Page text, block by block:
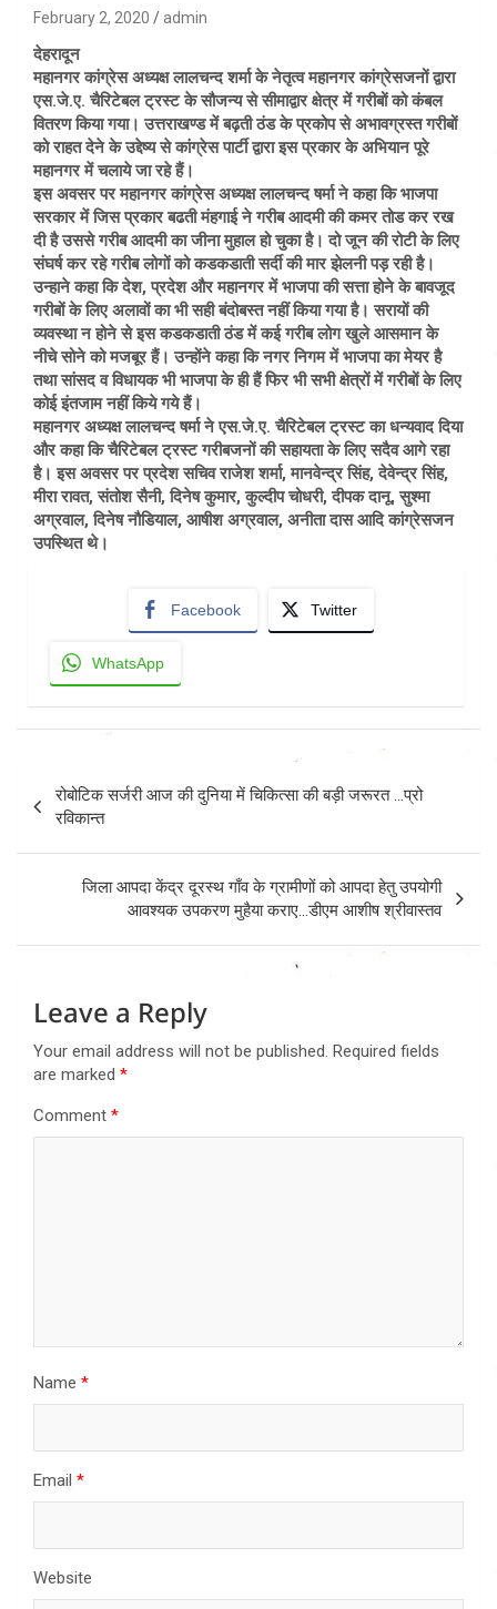
February 2, 2020 admin
देहरादून
महानगर कांग्रेस अध्यक्ष लालचन्द शर्मा के नेतृत्व महानगर कांग्रेसजनों द्वारा
एस.जे.ए. चैरिटेबल ट्रस्ट के सौजन्य से सीमाद्वार क्षेत्र में गरीबों को कंबल
वितरण किया गया। उत्तराखण्ड में बढ़ती ठंड के प्रकोप से अभावग्रस्त गरीबों
को राहत देने के उद्देष्य से कांग्रेस पार्टी द्वारा इस प्रकार के अभियान पूरे
महानगर में चलाये जा रहे हैं।
इस अवसर पर महानगर कांग्रेस अध्यक्ष लालचन्द षर्मा ने कहा कि भाजपा
सरकार में जिस प्रकार बढती मंहगाई ने गरीब आदमी की कमर तोड कर रख
दी है उससे गरीब आदमी का जीना मुहाल हो चुका है। दो जून की रोटी के लिए
संघर्ष कर रहे गरीब लोगों को कडकडाती सर्दी की मार झेलनी पड़ रही है।
उन्हाने कहा कि देश, प्रदेश और महानगर में भाजपा की सत्ता होने के बावजूद
गरीबों के लिए अलावों का भी सही बंदोबस्त नहीं किया गया है। सरायों की
व्यवस्था न होने से इस कडकडाती ठंड में कई गरीब लोग खुले आसमान के
नीचे सोने को मजबूर हैं। उन्होंने कहा कि नगर निगम में भाजपा का मेयर है
तथा सांसद व विधायक भी भाजपा के ही हैं फिर भी सभी क्षेत्रों में गरीबों के लिए
कोई इंतजाम नहीं किये गये हैं।
महानगर अध्यक्ष लालचन्द षर्मा ने एस.जे.ए. चैरिटेबल ट्रस्ट का धन्यवाद दिया
और कहा कि चैरिटेबल ट्रस्ट गरीबजनों की सहायता के लिए सदैव आगे रहा
है। इस अवसर पर प्रदेश सचिव राजेश शर्मा, मानवेन्द्र सिंह, देवेन्द्र सिंह,
मीरा रावत, संतोश सैनी, दिनेष कुमार, कुल्दीप चोधरी, दीपक दानू, सुश्मा
अग्रवाल, दिनेष नौडियाल, आषीश अग्रवाल, अनीता दास आदि कांग्रेसजन
उपस्थित थे।
Facebook Twitter
WhatsApp
Post
navigation
रोबोटिक सर्जरी आज की दुनिया में चिकित्सा की बड़ी जरूरत …प्रो
रविकान्त
जिला आपदा केंद्र दूरस्थ गाँव के ग्रामीणों को आपदा हेतु उपयोगी
आवश्यक उपकरण मुहैया कराए…डीएम आशीष श्रीवास्तव
Leave a Reply
Your email address will not be published. Required fields
are marked *
Comment *
Name *
Email *
Website